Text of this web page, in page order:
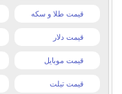
قیمت طلا و سکه
قیمت دلار
قیمت موبایل
قیمت تبلت